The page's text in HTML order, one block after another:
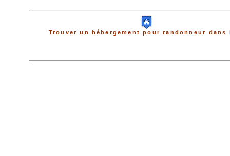
Trouver un hébergement pour randonneur dans